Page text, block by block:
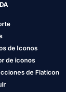
de Iconos
de iconos
de Flaticon